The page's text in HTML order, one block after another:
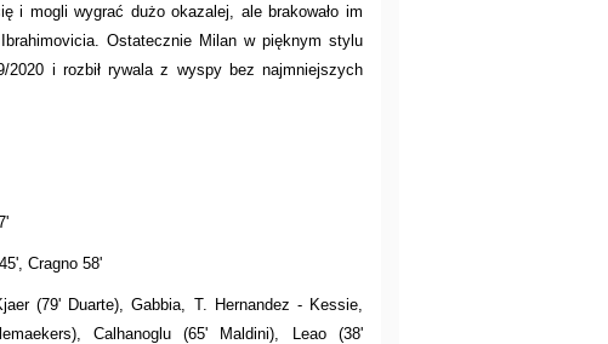
i mogli wygrać dużo okazalej, ale brakowało im
Ostatecznie Milan w pięknym stylu
2020 i rozbił rywala z wyspy bez najmniejszych
Cragno 58'
(79' Duarte), Gabbia, T. Hernandez - Kessie,
Calhanoglu (65' Maldini), Leao (38'